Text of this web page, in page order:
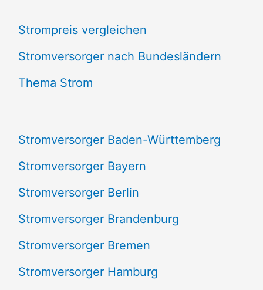
h
e
n
h
:
Strompreis vergleichen
Stromversorger nach Bundesländern
Thema Strom
Stromversorger Baden-Württemberg
Stromversorger Bayern
Stromversorger Berlin
Stromversorger Brandenburg
Stromversorger Bremen
Stromversorger Hamburg